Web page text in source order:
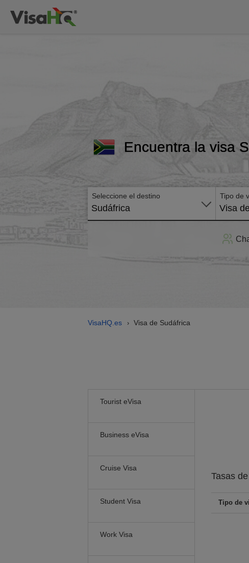
Encuentra la visa
Seleccione el destino
Sudáfrica
Tipo de
Visa
VisaHQ.es › Visa de Sudáfrica
Tourist eVisa
Business eVisa
Cruise Visa
Student Visa
Work Visa
Tasas
Tipo de